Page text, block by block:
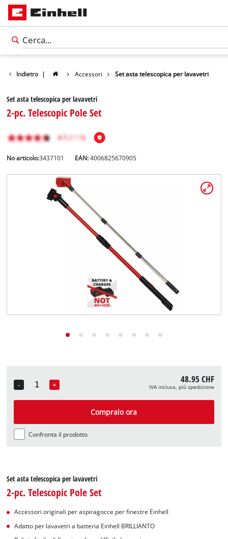
Indietro | Accessori Set asta telescopica per lavavetri
Set asta telescopica per lavavetri
2-pc. Telescopic Pole Set
No articolo:3437101 EAN:4006825670905
-
Quantity
+ 48.95 CHF
IVA inclusa, più spedizione
Compralo ora
Confronta il prodotto
Set asta telescopica per lavavetri
2-pc. Telescopic Pole Set
Accessori originali per aspiragocce per finestre Einhell
Adatto per lavavetri a batteria Einhell BRILLIANTO